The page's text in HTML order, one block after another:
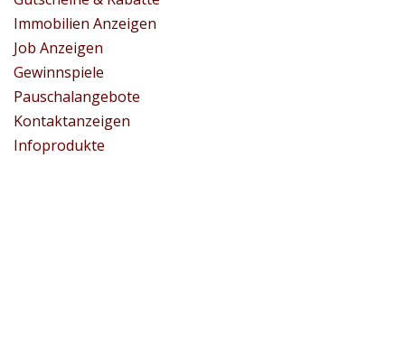
Immobilien Anzeigen
Job Anzeigen
Gewinnspiele
Pauschalangebote
Kontaktanzeigen
Infoprodukte